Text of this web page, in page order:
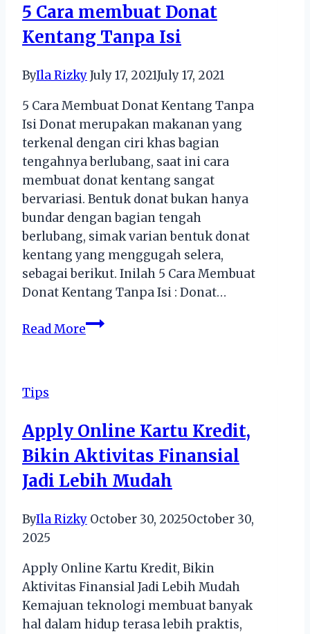
Komunitas
Fotografi
5 Cara membuat Donat
Kentang Tanpa Isi
ByIla RizkyJuly 17, 2021July 17, 2021
5 Cara Membuat Donat Kentang Tanpa
Isi Donat merupakan makanan yang
terkenal dengan ciri khas bagian
tengahnya berlubang, saat ini cara
membuat donat kentang sangat
bervariasi. Bentuk donat bukan hanya
bundar dengan bagian tengah
berlubang, simak varian bentuk donat
kentang yang menggugah selera,
sebagai berikut. Inilah 5 Cara Membuat
Donat Kentang Tanpa Isi : Donat…
Read More5
Isi
Tips
Apply Online Kartu Kredit,
Bikin Aktivitas Finansial
Jadi Lebih Mudah
ByIla Rizky October 30, 2025October 30,
2025
Apply Online Kartu Kredit, Bikin
Aktivitas Finansial Jadi Lebih Mudah
Kemajuan teknologi membuat banyak
hal dalam hidup terasa lebih praktis,